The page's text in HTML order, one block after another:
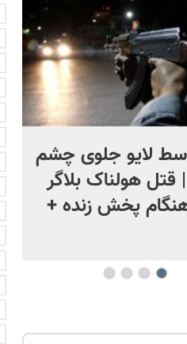
لایو جلوی چشم
| قتل هولناک بلاگر
پخش زنده +